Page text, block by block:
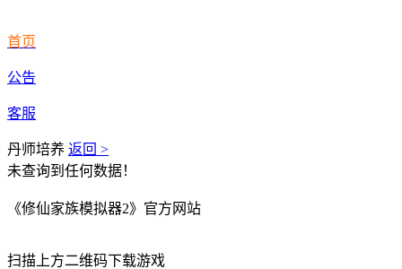
首页
公告
客服
丹师培养 返回 >
未查询到任何数据！
《修仙家族模拟器2》官方网站
扫描上方二维码下载游戏